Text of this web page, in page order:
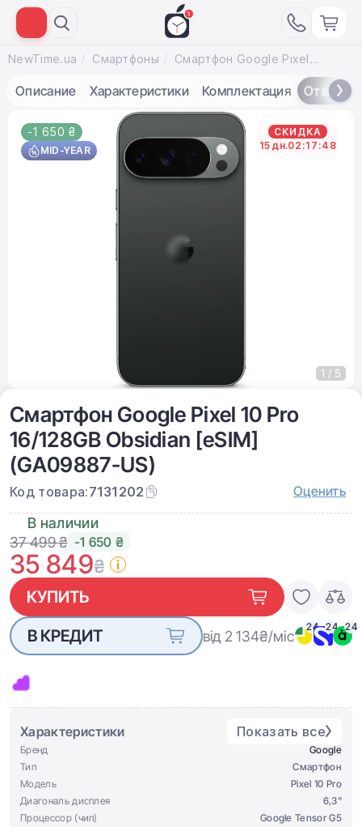
NewTime.ua Смартфоны Смартфон Google Pixel 10 Pro 16/128GB Obsidian [eSIM] (GA09887-US)
Описание Характеристики Комплектация Отзывы
Смартфон Google Pixel 10 Pro
16/128GB Obsidian [eSIM]
(GA09887-US)
Код товара:7131202 Оценить
В наличии
37 499 ₴ -1 650 ₴
35 849₴
КУПИТЬ
В КРЕДИТ
від 2 134₴/міс
24 24 24
Характеристики Показать все
Бренд
Google
Тип
Смартфон
Модель
Pixel 10 Pro
Диагональ дисплея
6,3"
Процессор (чип)
Google Tensor G5
-1 650 ₴
MID-YEAR
СКИДКА
15 дн.02 :17 :47
1 / 5